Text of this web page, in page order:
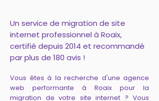
Un service de migration de site
internet professionnel à Roaix,
certifié depuis 2014 et recommandé
par plus de 180 avis !
Vous êtes à la recherche d'une agence
web performante à Roaix pour la
migration de votre site internet ? Vous